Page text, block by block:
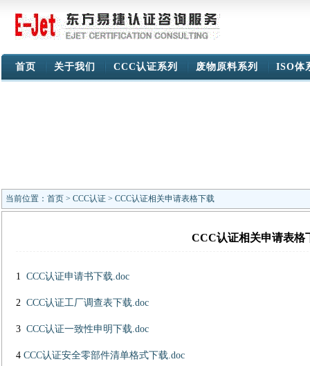
首页 关于我们 CCC认证系列 废物原料系列 ISO体
当前位置： 首页 > CCC认证 > CCC认证相关申请表格下载
CCC认证相关申请表格
1 CCC认证申请书下载.doc
2 CCC认证工厂调查表下载.doc
3 CCC认证一致性申明下载.doc
4 CCC认证安全零部件清单格式下载.doc